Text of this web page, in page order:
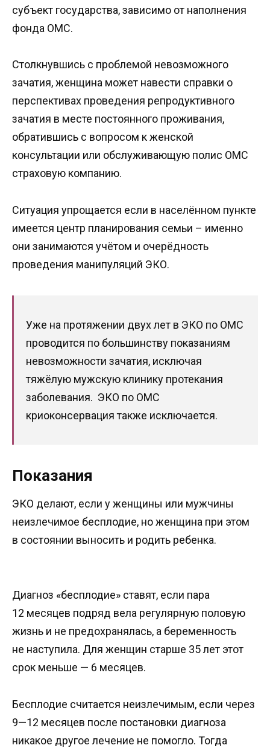
субъект государства, зависимо от наполнения
фонда ОМС.
Столкнувшись с проблемой невозможного
зачатия, женщина может навести справки о
перспективах проведения репродуктивного
зачатия в месте постоянного проживания,
обратившись с вопросом к женской
консультации или обслуживающую полис ОМС
страховую компанию.
Ситуация упрощается если в населённом пункте
имеется центр планирования семьи – именно
они занимаются учётом и очерёдность
проведения манипуляций ЭКО.
Уже на протяжении двух лет в ЭКО по ОМС
проводится по большинству показаниям
невозможности зачатия, исключая
тяжёлую мужскую клинику протекания
заболевания. ЭКО по ОМС
криоконсервация также исключается.
Показания
ЭКО делают, если у женщины или мужчины
неизлечимое бесплодие, но женщина при этом
в состоянии выносить и родить ребенка.
Диагноз «бесплодие» ставят, если пара
12 месяцев подряд вела регулярную половую
жизнь и не предохранялась, а беременность
не наступила. Для женщин старше 35 лет этот
срок меньше — 6 месяцев.
Бесплодие считается неизлечимым, если через
9—12 месяцев после постановки диагноза
никакое другое лечение не помогло. Тогда